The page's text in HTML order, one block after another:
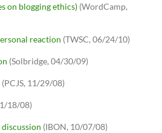
on blogging ethics) (WordCamp,
reaction (TWSC, 06/24/10)
(Solbridge, 04/30/09)
(PCJS, 11/29/08)
18/08)
(IBON, 10/07/08)